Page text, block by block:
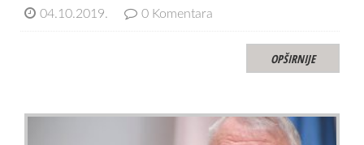
04.10.2019. 0 Komentara
OPŠIRNIJE